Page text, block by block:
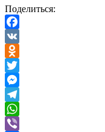
Поделиться:
Facebook
VK
Odnoklassniki
Twitter
Messenger
Telegram
WhatsApp